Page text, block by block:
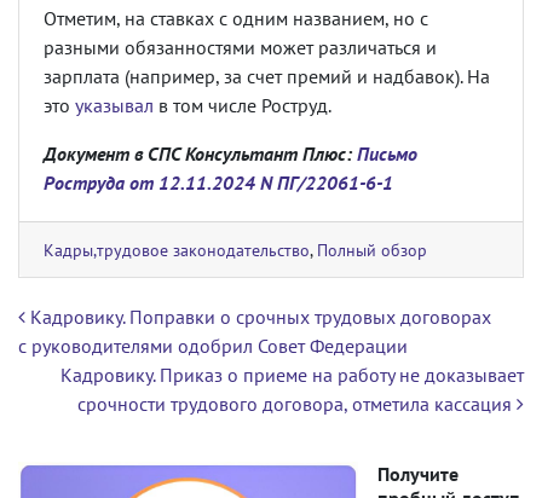
Отметим, на ставках с одним названием, но с
разными обязанностями может различаться и
зарплата (например, за счет премий и надбавок). На
это указывал в том числе Роструд.
Документ в СПС Консультант Плюс: Письмо
Роструда от 12.11.2024 N ПГ/22061-6-1
Кадры,трудовое законодательство, Полный обзор
Навигация по записям
Кадровику. Поправки о срочных трудовых договорах
с руководителями одобрил Совет Федерации
Кадровику. Приказ о приеме на работу не доказывает
срочности трудового договора, отметила кассация
Получите